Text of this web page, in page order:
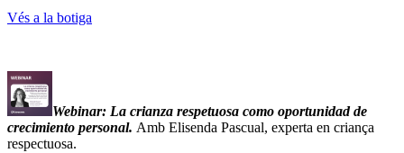
Vés a la botiga
Webinar: La crianza respetuosa como oportunidad de
crecimiento personal. Amb Elisenda Pascual, experta en criança
respectuosa.